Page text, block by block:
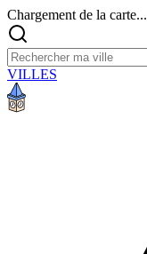
Chargement de la carte...
VILLES